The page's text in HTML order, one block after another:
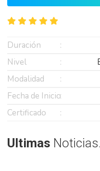
Duración
Nivel
Modalidad
Fecha de Inicio
Certificado
Ultimas Noticias.